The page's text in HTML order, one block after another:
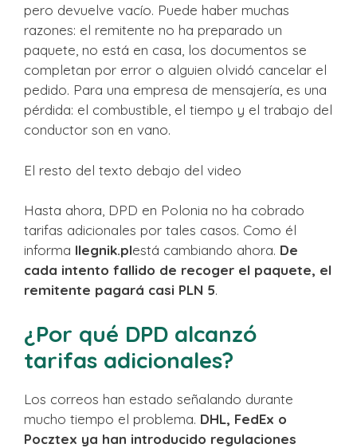
pero devuelve vacío. Puede haber muchas
razones: el remitente no ha preparado un
paquete, no está en casa, los documentos se
completan por error o alguien olvidó cancelar el
pedido. Para una empresa de mensajería, es una
pérdida: el combustible, el tiempo y el trabajo del
conductor son en vano.
El resto del texto debajo del video
Hasta ahora, DPD en Polonia no ha cobrado
tarifas adicionales por tales casos. Como él
informa Ilegnik.plestá cambiando ahora. De
cada intento fallido de recoger el paquete, el
remitente pagará casi PLN 5.
¿Por qué DPD alcanzó
tarifas adicionales?
Los correos han estado señalando durante
mucho tiempo el problema. DHL, FedEx o
Pocztex ya han introducido regulaciones